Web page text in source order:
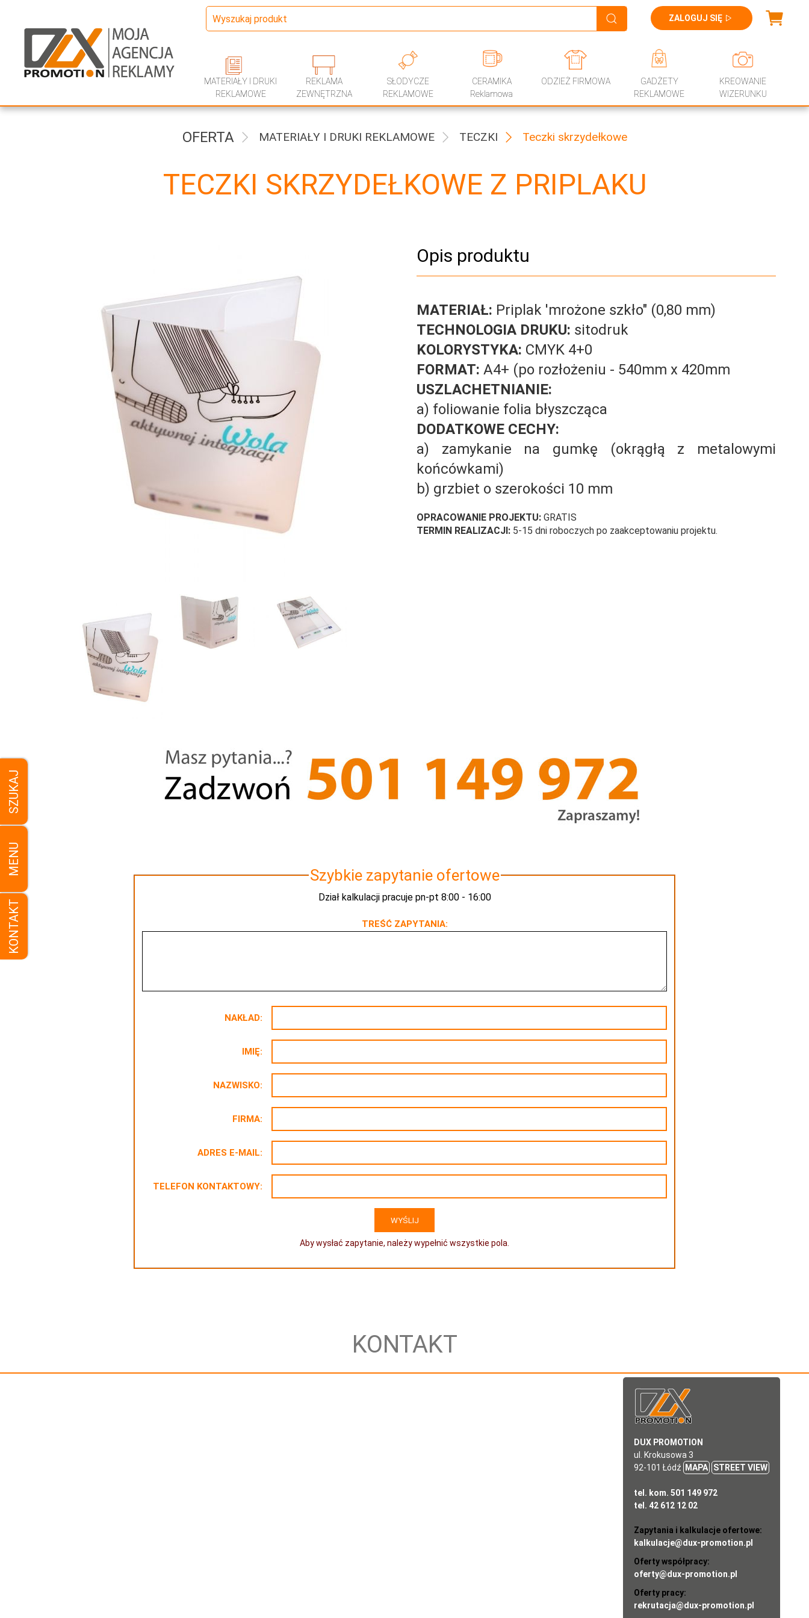
ZALOGUJ SIĘ
MATERIAŁY I DRUKI
REKLAMOWE
REKLAMA
ZEWNĘTRZNA
SŁODYCZE
REKLAMOWE
CERAMIKA
Reklamowa
ODZIEŻ FIRMOWA
GADŻETY
REKLAMOWE
KREOWANIE
WIZERUNKU
SZUKAJ
MENU
KONTAKT
OFERTA MATERIAŁY I DRUKI REKLAMOWE TECZKI Teczki skrzydełkowe
TECZKI SKRZYDEŁKOWE Z PRIPLAKU
Opis produktu
MATERIAŁ: Priplak 'mrożone szkło" (0,80 mm)
TECHNOLOGIA DRUKU: sitodruk
KOLORYSTYKA: CMYK 4+0
FORMAT: A4+ (po rozłożeniu - 540mm x 420mm
USZLACHETNIANIE:
a) foliowanie folia błyszcząca
DODATKOWE CECHY:
a) zamykanie na gumkę (okrągłą z metalowymi
końcówkami)
b) grzbiet o szerokości 10 mm
OPRACOWANIE PROJEKTU: GRATIS
TERMIN REALIZACJI: 5-15 dni roboczych po zaakceptowaniu projektu.
Szybkie zapytanie ofertowe
Dział kalkulacji pracuje pn-pt 8:00 - 16:00
TREŚĆ ZAPYTANIA:
NAKŁAD:
IMIĘ:
NAZWISKO:
FIRMA:
ADRES E-MAIL:
TELEFON KONTAKTOWY:
Aby wysłać zapytanie, należy wypełnić wszystkie pola.
KONTAKT
DUX PROMOTION
ul. Krokusowa 3
92-101 Łódź
MAPA STREET VIEW
tel. kom. 501 149 972
tel. 42 612 12 02
Zapytania i kalkulacje ofertowe:
kalkulacje@dux-promotion.pl
Oferty współpracy:
oferty@dux-promotion.pl
Oferty pracy:
rekrutacja@dux-promotion.pl